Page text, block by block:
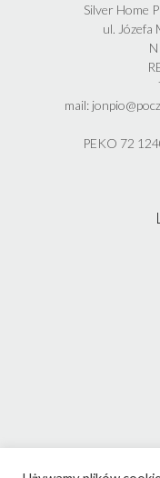
Silver Home
ul. Józefa
mail:
PEKO 72